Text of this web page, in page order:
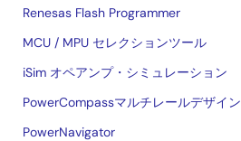
Renesas Flash Programmer
MCU / MPU セレクションツール
iSim オペアンプ・シミュレーション
PowerCompassマルチレールデザイ
PowerNavigator